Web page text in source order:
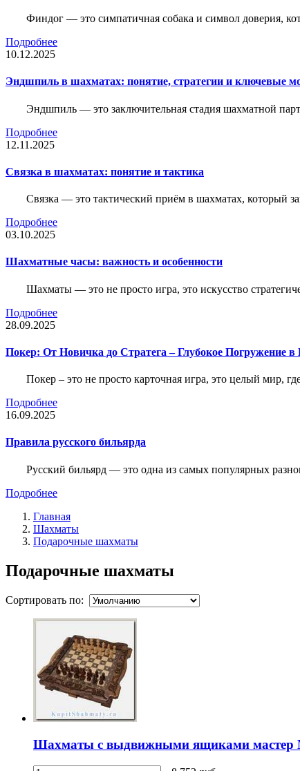
Финдог — это симпатичная собака и символ доверия,
Подробнее
10.12.2025
Эндшпиль в шахматах: понятие, стратегии и ключевые
Эндшпиль — это заключительная стадия шахматной
Подробнее
12.11.2025
Связка в шахматах: понятие и тактика
Связка — это тактический приём в шахматах, который
Подробнее
03.10.2025
Шахматные часы: важность и особенности
Шахматы — это не просто игра, это искусство
Подробнее
28.09.2025
Покер: От Новичка до Стратега – Глубокое Погружение
Покер – это не просто карточная игра, это целый мир,
Подробнее
16.09.2025
Правила русского бильярда
Русский бильярд — это одна из самых популярных
Подробнее
Главная
Шахматы
Подарочные шахматы
Подарочные шахматы
Сортировать по:
Шахматы с выдвижными ящиками мастер